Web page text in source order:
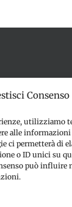
Consenso
utilizziamo
alle
ci permetterà di
o ID unici su
può influire
sulla